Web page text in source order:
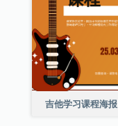
吉他学习课程海报